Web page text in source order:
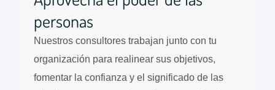
personas
Nuestros consultores trabajan junto con tu
organización para realinear sus objetivos,
fomentar la confianza y el significado de las